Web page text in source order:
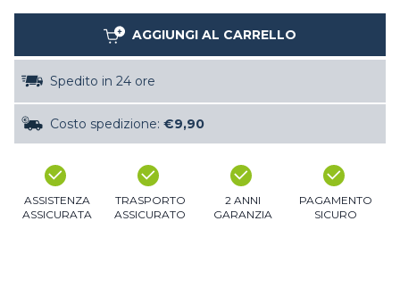
AGGIUNGI AL CARRELLO
Spedito in 24 ore
Costo spedizione: €9,90
ASSISTENZA
ASSICURATA
TRASPORTO
ASSICURATO
2 ANNI
GARANZIA
PAGAMENTO
SICURO